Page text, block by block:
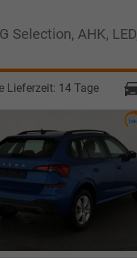
Selection, AHK,
Lieferzeit: 14 Tage